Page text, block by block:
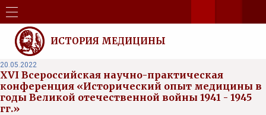
ИСТОРИЯ МЕДИЦИНЫ
20.05.2022
XVI Всероссийская научно-практическая
конференция «Исторический опыт медицины в
годы Великой отечественной войны 1941 - 1945
гг.»